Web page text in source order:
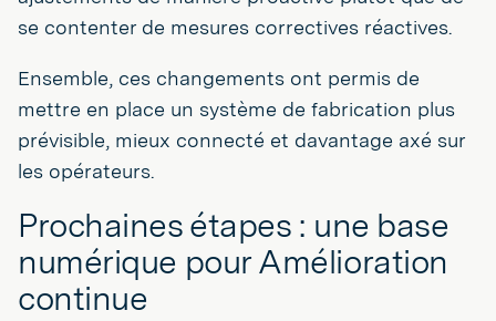
se contenter de mesures correctives réactives.
Ensemble, ces changements ont permis de
mettre en place un système de fabrication plus
prévisible, mieux connecté et davantage axé sur
les opérateurs.
Prochaines étapes : une base
numérique pour Amélioration
continue